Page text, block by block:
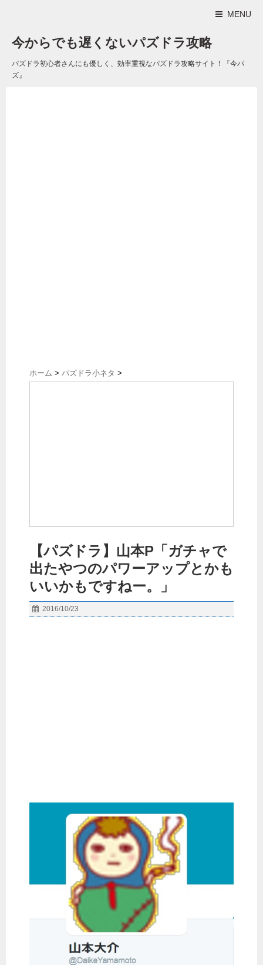
MENU
今からでも遅くないパズドラ攻略
パズドラ初心者さんにも優しく、効率重視なパズドラ攻略サイト！『今パ
ズ』
ホーム > パズドラ小ネタ >
【パズドラ】山本P「ガチャで
出たやつのパワーアップとかも
いいかもですねー。」
2016/10/23